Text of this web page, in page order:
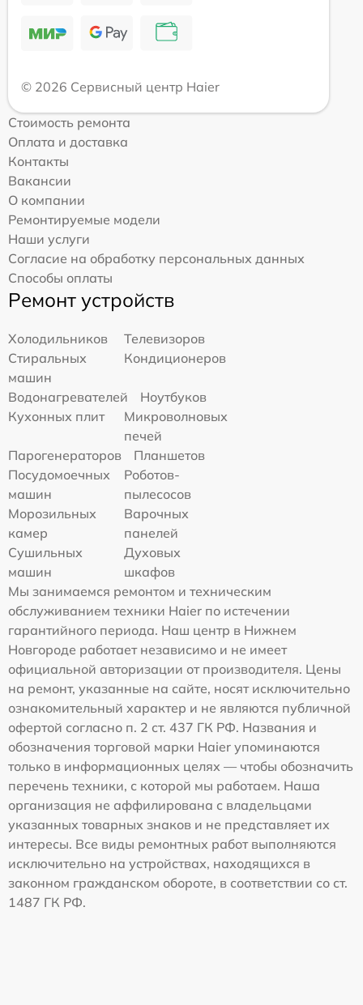
© 2026 Сервисный центр Haier
Стоимость ремонта
Оплата и доставка
Контакты
Вакансии
О компании
Ремонтируемые модели
Наши услуги
Согласие на обработку персональных данных
Способы оплаты
Ремонт устройств
Холодильников
Телевизоров
Стиральных
машин
Кондиционеров
Водонагревателей
Ноутбуков
Кухонных плит
Микроволновых
печей
Парогенераторов
Планшетов
Посудомоечных
машин
Роботов-
пылесосов
Морозильных
камер
Варочных
панелей
Сушильных
машин
Духовых
шкафов
Мы занимаемся ремонтом и техническим
обслуживанием техники Haier по истечении
гарантийного периода. Наш центр в Нижнем
Новгороде работает независимо и не имеет
официальной авторизации от производителя. Цены
на ремонт, указанные на сайте, носят исключительно
ознакомительный характер и не являются публичной
офертой согласно п. 2 ст. 437 ГК РФ. Названия и
обозначения торговой марки Haier упоминаются
только в информационных целях — чтобы обозначить
перечень техники, с которой мы работаем. Наша
организация не аффилирована с владельцами
указанных товарных знаков и не представляет их
интересы. Все виды ремонтных работ выполняются
исключительно на устройствах, находящихся в
законном гражданском обороте, в соответствии со ст.
1487 ГК РФ.